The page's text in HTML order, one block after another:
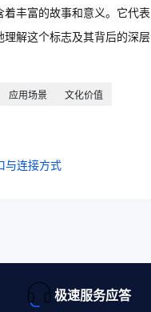
丰富的故事和意义。它代
解这个标志及其背后的深层
应用场景 文化价值
与连接方式
极速服务应答